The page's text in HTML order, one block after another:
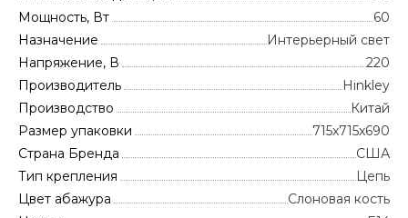
Мощность, Вт
60
Назначение
Интерьерный свет
Напряжение, В
220
Производитель
Hinkley
Производство
Китай
Размер упаковки
715x715x690
Страна Бренда
CША
Тип крепления
Цепь
Цвет абажура
Слоновая кость